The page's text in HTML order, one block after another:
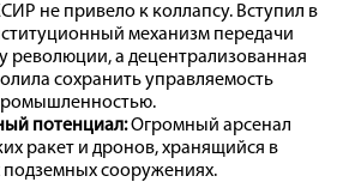
не привело к коллапсу. Вступил в
механизм передачи
революции, а децентрализованная
сохранить управляемость
потенциал:Огромный арсенал
ракет и дронов, хранящийся в
сооружениях.